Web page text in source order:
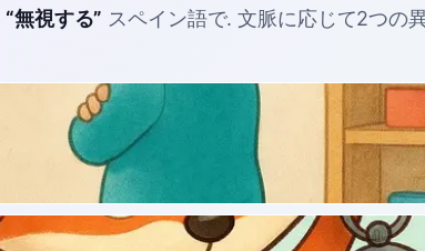
“無視する” スペイン語で. 文脈に応じて2つの